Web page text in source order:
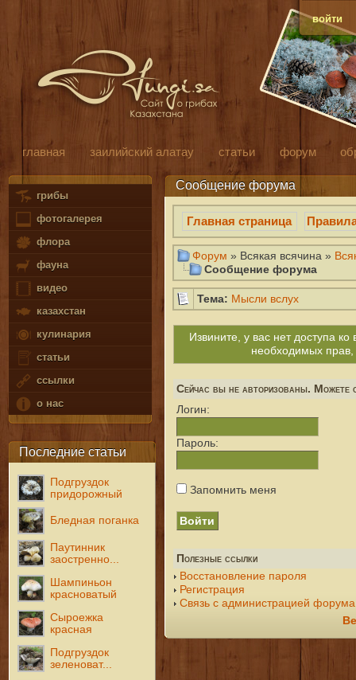
войти
главная заилийский алатау статьи форум
грибы
фотогалерея
флора
фауна
видео
казахстан
кулинария
статьи
ссылки
о нас
Последние статьи
Подгруздок
придорожный
Бледная поганка
Паутинник
заостренно...
Шампиньон
красноватый
Сыроежка
красная
Подгруздок
зеленоват...
Сообщение форума
Главная страница
Форум » Всякая всячина »
Сообщение форума
Тема: Мысли вслух
Извините, у вас нет доступа
необходимых прав,
Сейчас вы не авторизованы. Можете
Логин:
Пароль:
Запомнить меня
Полезные ссылки
Восстановление пароля
Регистрация
Связь с администрацией форума